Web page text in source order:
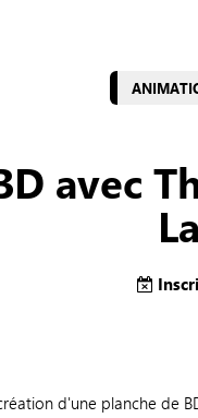
avec
d'une planche de